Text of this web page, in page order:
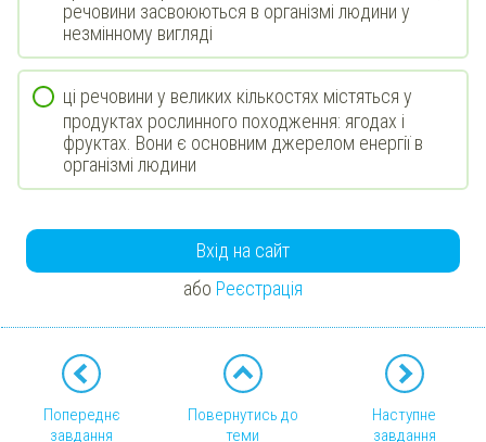
речовини засвоюються в організмі людини у
незмінному вигляді
ці речовини у великих кількостях містяться у
продуктах рослинного походження: ягодах і
фруктах. Вони є основним джерелом енергії в
організмі людини
Вхід на сайт
або Реєстрація
Попереднє
завдання
Повернутись до
теми
Наступне
завдання